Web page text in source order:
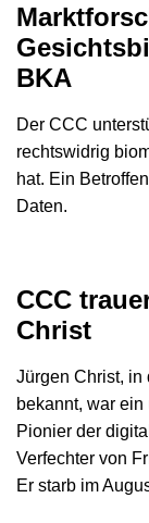
BKA
Der CCC
rechtswidrig
hat. Ein
Daten.
CCC
Christ
Jürgen Christ, in
bekannt, war
Pionier der
Verfechter von
Er starb im